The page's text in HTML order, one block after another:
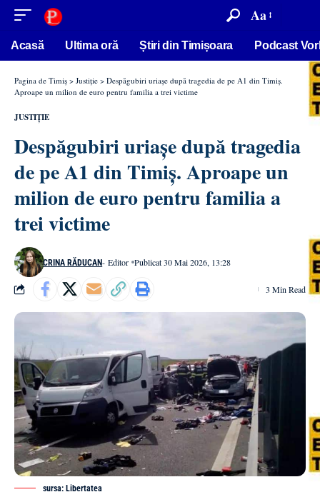
conținut Aa
Acasă Ultima oră Știri din Timișoara Podcast
Pagina de Timiș > Justiție > Despăgubiri uriașe după tragedia de pe A1 din Timiș.
Aproape un milion de euro pentru familia a trei victime
JUSTIȚIE
Despăgubiri uriașe după tragedia
de pe A1 din Timiș. Aproape un
milion de euro pentru familia a
trei victime
CRINA RĂDUCAN- Editor Publicat 30 Mai 2026, 13:28
3 Min Read
sursa: Libertatea